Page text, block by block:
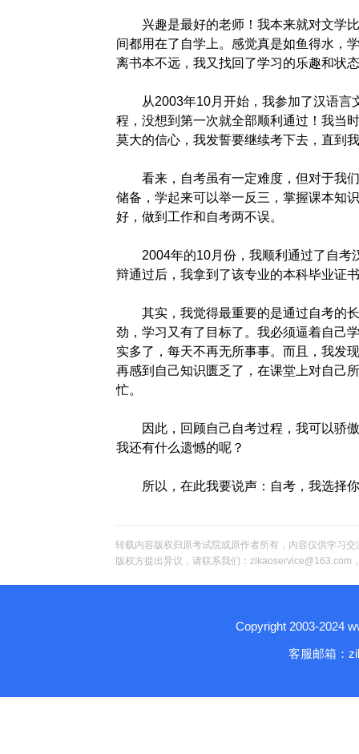
兴趣是最好的老师！我本来就对文学比
间都用在了自学上。感觉真是如鱼得水，
离书本不远，我又找回了学习的乐趣和状
从2003年10月开始，我参加了汉语言
程，没想到第一次就全部顺利通过！我当
莫大的信心，我发誓要继续考下去，直到
看来，自考虽有一定难度，但对于我们
储备，学起来可以举一反三，掌握课本知
好，做到工作和自考两不误。
2004年的10月份，我顺利通过了自考
辩通过后，我拿到了该专业的本科毕业证
其实，我觉得最重要的是通过自考的长
劲，学习又有了目标了。我必须逼着自己
实多了，每天不再无所事事。而且，我发
再感到自己知识匮乏了，在课堂上对自己
忙。
因此，回顾自己自考过程，我可以骄傲
我还有什么遗憾的呢？
所以，在此我要说声：自考，我选择你
转载内容版权归原考试院或原作者所有，内容仅供学习
版权方提出异议，请联系我们：zikaoservice@163.com
Copyright 2003-2024
客服邮箱：